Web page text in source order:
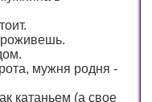
мужня родня -
катаньем (а свое